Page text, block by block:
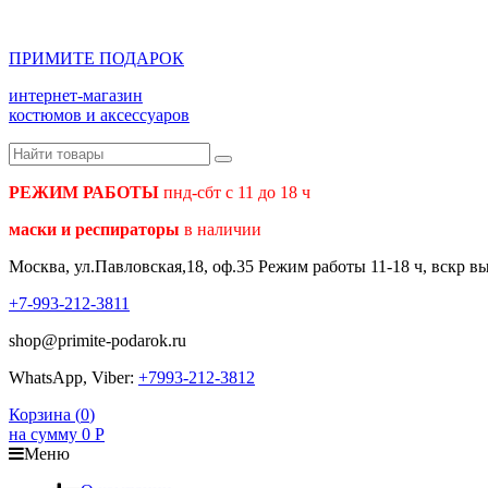
ПРИМИТЕ ПОДАРОК
интернет-магазин
костюмов и аксессуаров
РЕЖИМ РАБОТЫ пнд-сбт с 11 до 18 ч
маски и респираторы в наличии
Москва, ул.Павловская,18, оф.35 Режим работы 11-18 ч, вскр
+7-993-212-3811
shop@primite-podarok.ru
WhatsApp, Viber: +7993-212-3812
Корзина (0)
на сумму 0 Р
Меню